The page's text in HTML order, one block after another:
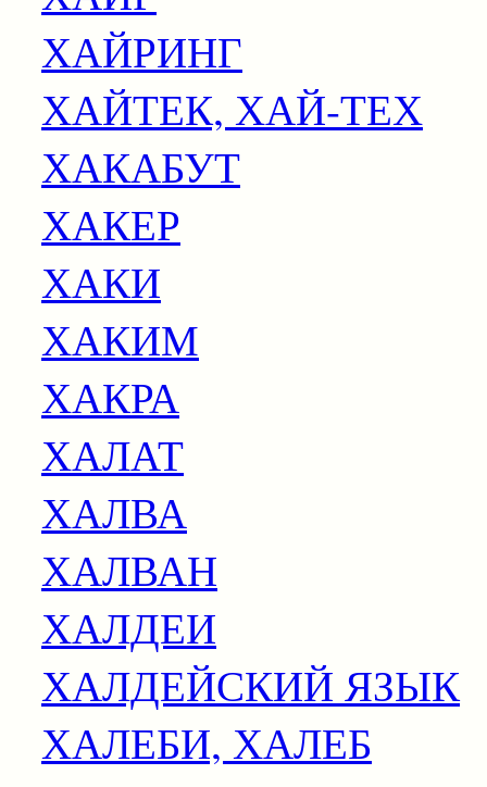
ХАЙРИНГ
ХАЙТЕК, ХАЙ-ТЕХ
ХАКАБУТ
ХАКЕР
ХАКИ
ХАКИМ
ХАКРА
ХАЛАТ
ХАЛВА
ХАЛВАН
ХАЛДЕИ
ХАЛДЕЙСКИЙ ЯЗЫК
ХАЛЕБИ, ХАЛЕБ